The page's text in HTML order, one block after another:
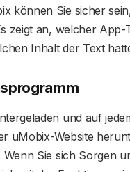
können Sie sicher
zeigt an, welcher App-
Inhalt der Text
und auf
uMobix-Website
Sie sich Sorgen